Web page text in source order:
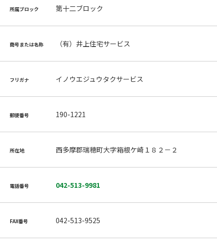
所属ブロック 第十二ブロック
商号または名称 （有）井上住宅サービス
フリガナ イノウエジュウタクサービス
郵便番号 190-1221
所在地 西多摩郡瑞穂町大字箱根ケ崎１８２－２
電話番号 042-513-9981
FAX番号 042-513-9525